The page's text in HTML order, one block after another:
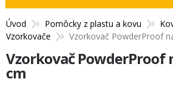
Úvod Pomôcky z plastu a kovu
Vzorkovače
Vzorkovač PowderProof
Vzorkovač PowderProof
cm